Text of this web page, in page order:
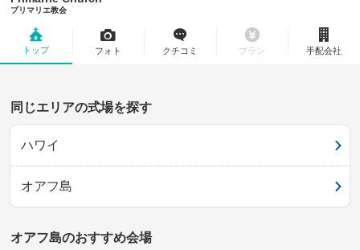
プリマリエ教会
トップ フォト クチコミ プラン 手配会社
同じエリアの式場を探す
ハワイ
オアフ島
オアフ島のおすすめ会場